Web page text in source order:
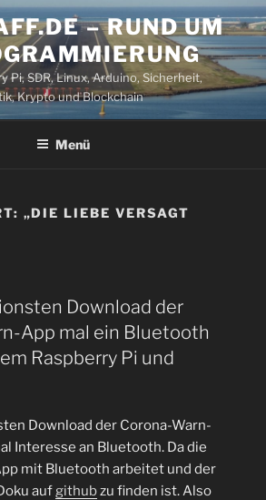
– RUND UM
Pi, SDR, Linux, Arduino, Sicherheit,
Krypto und Blockchain
Menü
„DIE LIEBE VERSAGT
Download der
App mal ein Bluetooth
Raspberry Pi und
Download der Corona-Warn-
Interesse an Bluetooth. Da die
mit Bluetooth arbeitet und der
aufgithubzu finden ist. Also